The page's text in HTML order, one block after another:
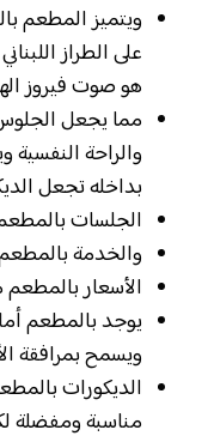
ويتميز المطعم
على الطراز
هو صوت فيروز
مما يجعل
والراحة النفسية
بداخله تجعل
الجلسات
والخدمة
الأسعار
يوجد بالمطعم
ويسمح بمرافقة
الديكورات
مناسبة ومفضلة